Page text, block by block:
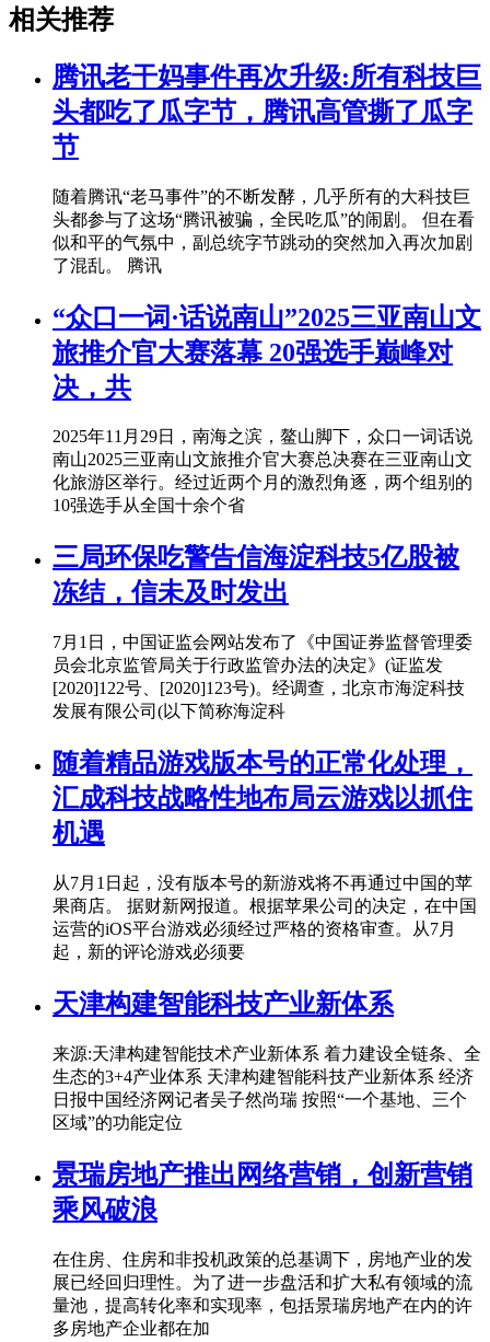
相关推荐
腾讯老干妈事件再次升级:所有科技巨
头都吃了瓜字节，腾讯高管撕了瓜字
节
随着腾讯“老马事件”的不断发酵，几乎所有的大科技巨
头都参与了这场“腾讯被骗，全民吃瓜”的闹剧。 但在看
似和平的气氛中，副总统字节跳动的突然加入再次加剧
了混乱。 腾讯
“众口一词·话说南山”2025三亚南山文
旅推介官大赛落幕 20强选手巅峰对
决，共
2025年11月29日，南海之滨，鳌山脚下，众口一词话说
南山2025三亚南山文旅推介官大赛总决赛在三亚南山文
化旅游区举行。经过近两个月的激烈角逐，两个组别的
10强选手从全国十余个省
三局环保吃警告信海淀科技5亿股被
冻结，信未及时发出
7月1日，中国证监会网站发布了《中国证券监督管理委
员会北京监管局关于行政监管办法的决定》(证监发
[2020]122号、[2020]123号)。经调查，北京市海淀科技
发展有限公司(以下简称海淀科
随着精品游戏版本号的正常化处理，
汇成科技战略性地布局云游戏以抓住
机遇
从7月1日起，没有版本号的新游戏将不再通过中国的苹
果商店。 据财新网报道。根据苹果公司的决定，在中国
运营的iOS平台游戏必须经过严格的资格审查。从7月
起，新的评论游戏必须要
天津构建智能科技产业新体系
来源:天津构建智能技术产业新体系 着力建设全链条、全
生态的3+4产业体系 天津构建智能科技产业新体系 经济
日报中国经济网记者吴子然尚瑞 按照“一个基地、三个
区域”的功能定位
景瑞房地产推出网络营销，创新营销
乘风破浪
在住房、住房和非投机政策的总基调下，房地产业的发
展已经回归理性。为了进一步盘活和扩大私有领域的流
量池，提高转化率和实现率，包括景瑞房地产在内的许
多房地产企业都在加